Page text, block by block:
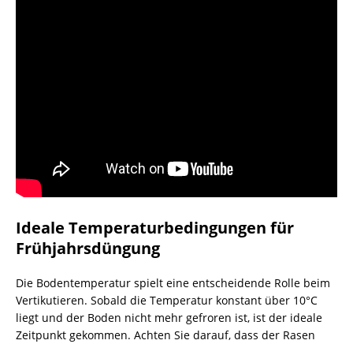
Ideale Temperaturbedingungen für
Frühjahrsdüngung
Die Bodentemperatur spielt eine entscheidende Rolle beim
Vertikutieren. Sobald die Temperatur konstant über 10°C
liegt und der Boden nicht mehr gefroren ist, ist der ideale
Zeitpunkt gekommen. Achten Sie darauf, dass der Rasen